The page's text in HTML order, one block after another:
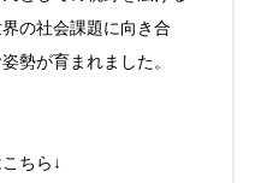
の社会課題に向き合
勢が育まれました。
ちら↓